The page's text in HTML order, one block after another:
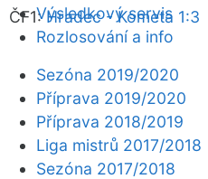
ČF1:Hradec - Kometa 1:3
Výsledkový servis
Rozlosování a info
Sezóna 2019/2020
Příprava 2019/2020
Příprava 2018/2019
Liga mistrů 2017/2018
Sezóna 2017/2018